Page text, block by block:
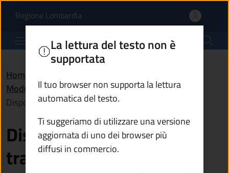
Disposizioni anticipate
Regione Lombardia(apre in un'altra scheda).
Comune di Ossimo
Home
Modulistica /
Disposizioni anticipate di trattamento (Dat)
Disposizioni anticipate di
trattamento (Dat)
La lettura del testo non è
supportata
Il tuo browser non supporta la lettura
automatica del testo.
Ti suggeriamo di utilizzare una versione
aggiornata di uno dei browser più
diffusi in commercio.